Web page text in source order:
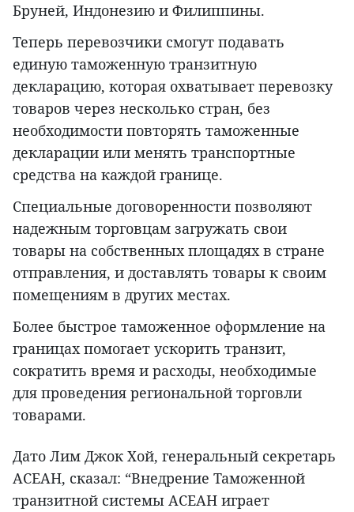
Бруней, Индонезию и Филиппины.
Теперь перевозчики смогут подавать
единую таможенную транзитную
декларацию, которая охватывает перевозку
товаров через несколько стран, без
необходимости повторять таможенные
декларации или менять транспортные
средства на каждой границе.
Специальные договоренности позволяют
надежным торговцам загружать свои
товары на собственных площадях в стране
отправления, и доставлять товары к своим
помещениям в других местах.
Более быстрое таможенное оформление на
границах помогает ускорить транзит,
сократить время и расходы, необходимые
для проведения региональной торговли
товарами.
Дато Лим Джок Хой, генеральный секретарь
АСЕАН, сказал: “Внедрение Таможенной
транзитной системы АСЕАН играет